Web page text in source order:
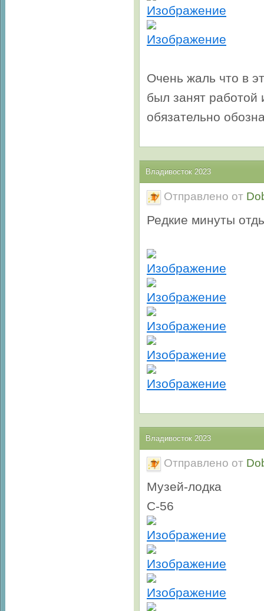
Очень жаль что в
был занят
обязательно
Владивосток 2023
Отправлено от
Редкие минуты
Владивосток 2023
Отправлено от
Музей-лодка
С-56